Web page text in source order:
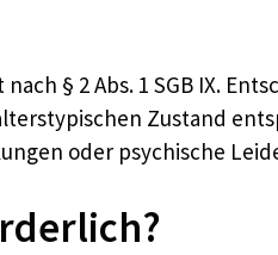
§ 2 Abs. 1 SGB IX.
Zustand
oder psychische